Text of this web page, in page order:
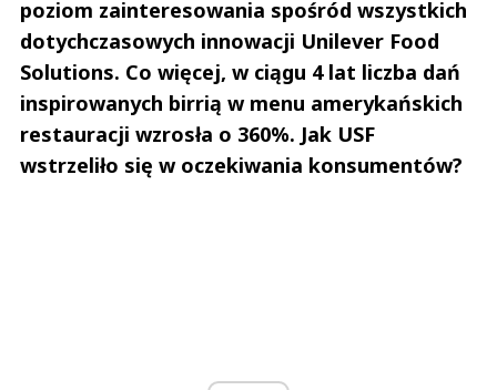
poziom zainteresowania spośród wszystkich
dotychczasowych innowacji Unilever Food
Solutions. Co więcej, w ciągu 4 lat liczba dań
inspirowanych birrią w menu amerykańskich
restauracji wzrosła o 360%. Jak USF
wstrzeliło się w oczekiwania konsumentów?